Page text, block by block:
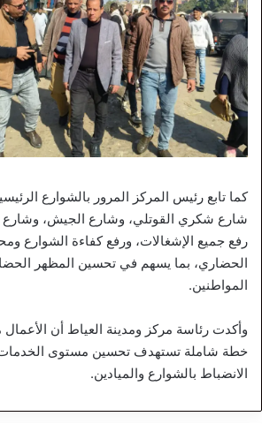
كما تابع رئيس المركز المرور بالشوارع
شارع شكري القوتلي، وشارع الجيش، وشارع
رفع جميع الإشغالات، ورفع كفاءة الشوارع
الحضاري، بما يسهم في تحسين المظهر
المواطنين.
وأكدت رئاسة مركز ومدينة العياط أن
خطة شاملة تستهدف تحسين مستوى
الانضباط بالشوارع والميادين.